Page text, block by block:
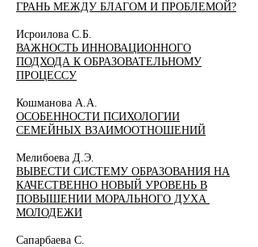
ГРАНЬ МЕЖДУ БЛАГОМ И ПРОБЛЕМОЙ?
Исроилова С.Б.
ВАЖНОСТЬ ИННОВАЦИОННОГО
ПОДХОДА К ОБРАЗОВАТЕЛЬНОМУ
ПРОЦЕССУ
Кошманова А.А.
ОСОБЕННОСТИ ПСИХОЛОГИИ
СЕМЕЙНЫХ ВЗАИМООТНОШЕНИЙ
Мелибоева Д.Э.
ВЫВЕСТИ СИСТЕМУ ОБРАЗОВАНИЯ НА
КАЧЕСТВЕННО НОВЫЙ УРОВЕНЬ В
ПОВЫШЕНИИ МОРАЛЬНОГО ДУХА
МОЛОДЕЖИ
Сапарбаева С.